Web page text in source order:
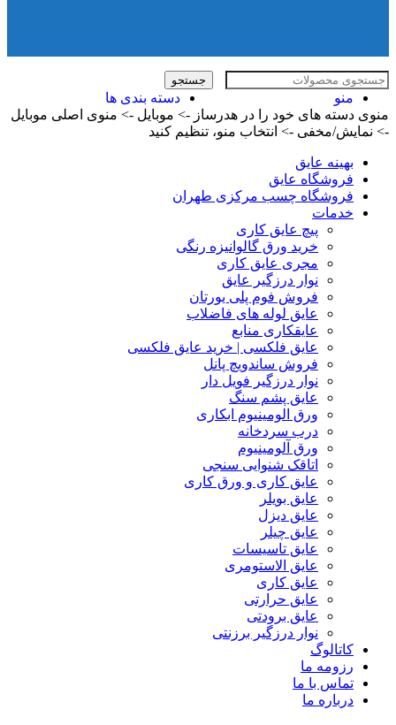
جستجو
منو
دسته بندی ها
منوی دسته های خود را در هدرساز -> موبایل -> منوی اصلی موبایل
-> نمایش/مخفی -> انتخاب منو، تنظیم کنید
بهینه عایق
فروشگاه عایق
فروشگاه چسب مرکزی طهران
خدمات
پیچ عایق کاری
خرید ورق گالوانیزه رنگی
مجری عایق کاری
نوار درزگیر عایق
فروش فوم پلی یورتان
عایق لوله های فاضلاب
عایقکاری منابع
عایق فلکسی | خرید عایق فلکسی
فروش ساندویچ پانل
نوار درزگیر فویل دار
عایق پشم سنگ
ورق الومینیوم ابکاری
درب سردخانه
ورق آلومینیوم
اتاقک شنوایی سنجی
عایق کاری و ورق کاری
عایق بویلر
عایق دیزل
عایق چیلر
عایق تاسیسات
عایق الاستومری
عایق کاری
عایق حرارتی
عایق برودتی
نوار درزگیر برزنتی
کاتالوگ
رزومه ما
تماس با ما
درباره ما